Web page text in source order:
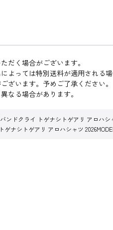
だく場合がございます。
っては特別送料が適用される場
ざいます。予めご了承ください。
なる場合があります。
ンドクライ トゲナシトゲアリ アロハシ
ゲナシトゲアリ アロハシャツ